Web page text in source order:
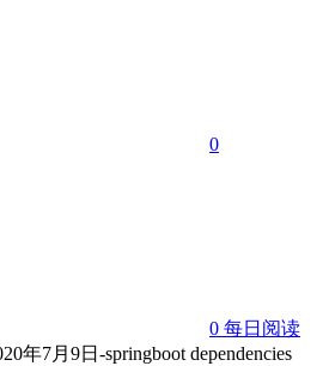
0
0 每日阅读